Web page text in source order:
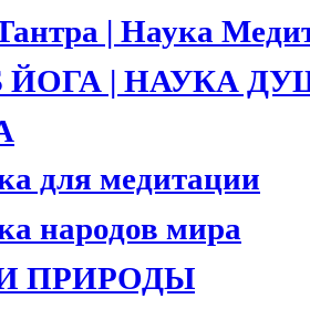
| Наука
ЙОГА | НАУКА
для медитации
народов мира
ПРИРОДЫ